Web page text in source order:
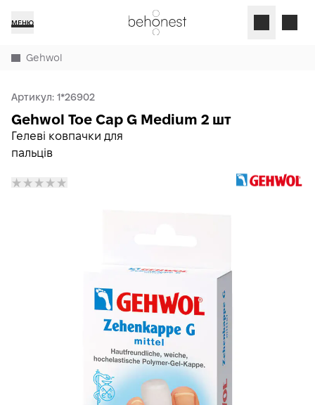
МЕНЮ
Gehwol
Артикул: 1*26902
Гелеві ковпачки для
пальців
Gehwol Toe Cap G Medium 2 шт